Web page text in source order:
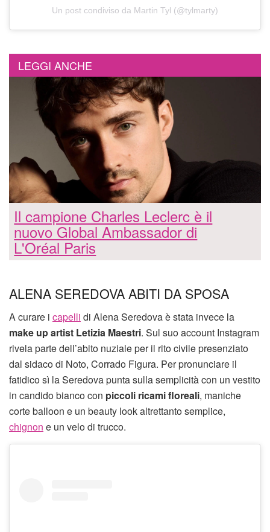
Un post condiviso da Martin Tyl (@tylmarty)
LEGGI ANCHE
Il campione Charles Leclerc è il
nuovo Global Ambassador di
L'Oréal Paris
ALENA SEREDOVA ABITI DA SPOSA
A curare i capelli di Alena Seredova è stata invece la
make up artist Letizia Maestri. Sul suo account Instagram
rivela parte dell’abito nuziale per il rito civile presenziato
dal sidaco di Noto, Corrado Figura. Per pronunciare il
fatidico sì la Seredova punta sulla semplicità con un vestito
in candido bianco con piccoli ricami floreali, maniche
corte balloon e un beauty look altrettanto semplice,
chignon e un velo di trucco.